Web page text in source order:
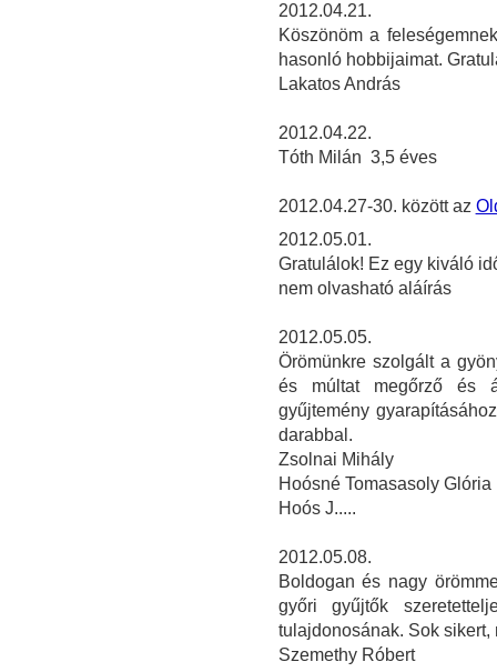
2012.04.21.
Köszönöm a
hasonló hobbijaimat.
Lakatos András
2012.04.22.
Tóth Milán 3,5 éves
2012.04.27-30. között az
2012.05.01.
Gratulálok! Ez egy kiváló
nem olvasható aláírás
2012.05.05.
Örömünkre szolgált a
és múltat megőrző és
gyűjtemény
darabbal.
Zsolnai Mihály
Hoósné Tomasasoly Glória
Hoós J.....
2012.05.08.
Boldogan és nagy
győri gyűjtők
tulajdonosának. Sok
Szemethy Róbert